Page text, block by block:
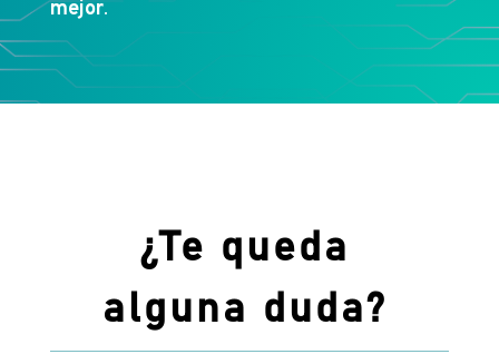
mejor.
¿Te queda
alguna duda?